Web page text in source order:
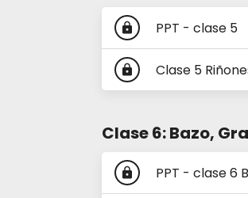
lock PPT - clase 5
lock Clase 5
Clase 6: Bazo,
lock PPT - clase 6